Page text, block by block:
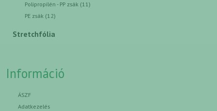
Polipropilén - PP zsák (11)
PE zsák (12)
Stretchfólia
Információ
ÁSZF
Adatkezelés